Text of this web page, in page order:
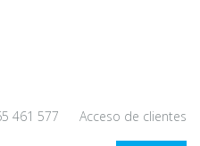
461 577 Acceso de clientes